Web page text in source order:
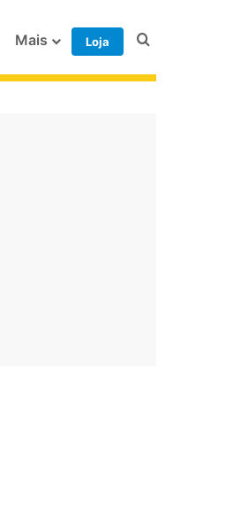
Mais Loja Procurar por